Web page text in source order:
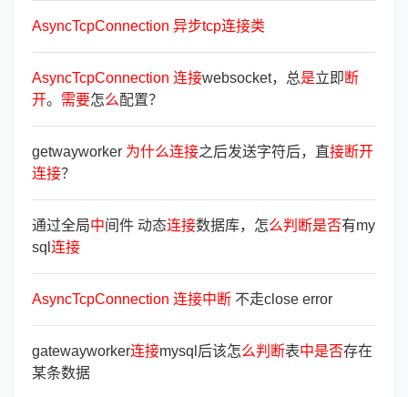
AsyncTcpConnection 异步tcp连接类
AsyncTcpConnection 连接websocket，总是立即断
开。 需要怎么配置？
getwayworker 为什么连接之后发送字符后，直接断开
连接？
通过全局中间件 动态连接数据库，怎么判 断是否有my
sql 连接
AsyncTcpConnection 连接中断 不走close error
gatewayworker连接mysql后该怎么判 断表中是否存在
某条数据